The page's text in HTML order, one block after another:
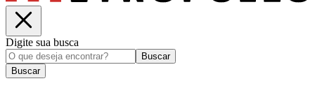
Digite sua busca
Buscar
Buscar